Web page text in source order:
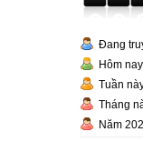
Đang
Hôm
Tuần
Tháng
Năm